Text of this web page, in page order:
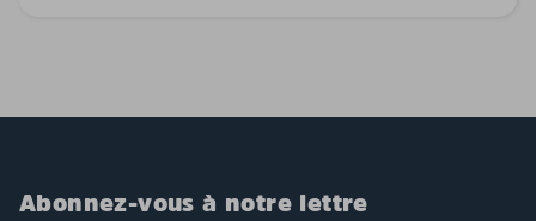
Abonnez-vous à notre lettre